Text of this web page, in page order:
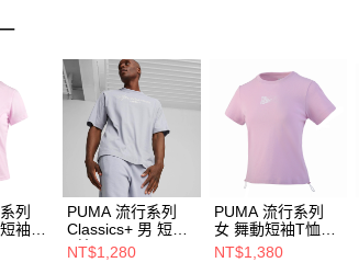
列
袖T
PUMA 流行系列
Classics+ 男 短袖
T恤 62427263
NT$1,280
PUMA 流行系列
女 舞動短袖T恤
62686560
NT$1,380